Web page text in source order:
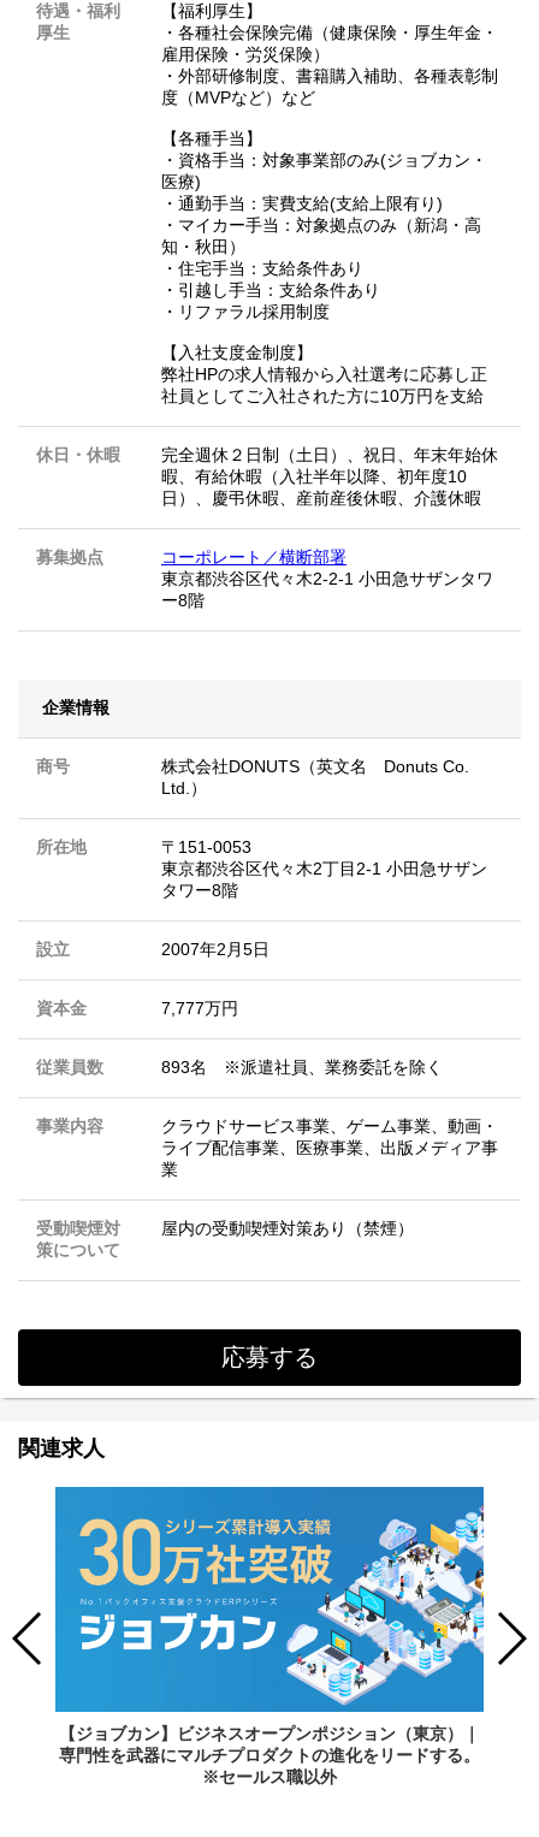
待遇・福利
厚生
【福利厚生】
・各種社会保険完備（健康保険・厚生年金・
雇用保険・労災保険）
・外部研修制度、書籍購入補助、各種表彰制
度（MVPなど）など
【各種手当】
・資格手当：対象事業部のみ(ジョブカン・
医療)
・通勤手当：実費支給(支給上限有り)
・マイカー手当：対象拠点のみ（新潟・高
知・秋田）
・住宅手当：支給条件あり
・引越し手当：支給条件あり
・リファラル採用制度
【入社支度金制度】
弊社HPの求人情報から入社選考に応募し正
社員としてご入社された方に10万円を支給
休日・休暇
完全週休２日制（土日）、祝日、年末年始休
暇、有給休暇（入社半年以降、初年度10
日）、慶弔休暇、産前産後休暇、介護休暇
募集拠点
コーポレート／横断部署
東京都渋谷区代々木2-2-1 小田急サザンタワ
ー8階
企業情報
商号
株式会社DONUTS（英文名 Donuts Co.
Ltd.）
所在地
〒151-0053
東京都渋谷区代々木2丁目2-1 小田急サザン
タワー8階
設立 2007年2月5日
資本金 7,777万円
従業員数 893名 ※派遣社員、業務委託を除く
事業内容
クラウドサービス事業、ゲーム事業、動画・
ライブ配信事業、医療事業、出版メディア事
業
受動喫煙対
策について
屋内の受動喫煙対策あり（禁煙）
応募する
関連求人
【ジョブカン】ビジネスオープンポジション（東京）｜
専門性を武器にマルチプロダクトの進化をリードする。
※セールス職以外